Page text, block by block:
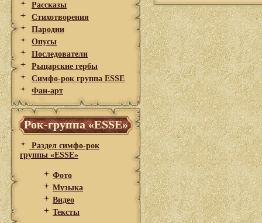
Рассказы
Стихотворения
Пародии
Опусы
Последователи
Рыцарские гербы
Симфо-рок группа ESSE
Фан-арт
Рок-группа «ESSE»
Раздел симфо-рок
группы «ESSE»
Фото
Музыка
Видео
Тексты